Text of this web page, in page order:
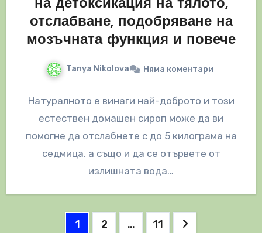
на детоксикация на тялото,
отслабване, подобряване на
мозъчната функция и повече
Tanya Nikolova Няма коментари
Натуралното е винаги най-доброто и този
естествен домашен сироп може да ви
помогне да отслабнете с до 5 килограма на
седмица, а също и да се отървете от
излишната вода…
Разделяне
1 2 … 11